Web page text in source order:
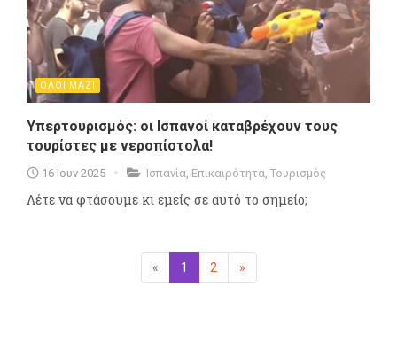
ΟΛΟΙ ΜΑΖΙ
Υπερτουρισμός: οι Ισπανοί καταβρέχουν τους
τουρίστες με νεροπίστολα!
16 Ιουν 2025 Ισπανία Επικαιρότητα Τουρισμός
Λέτε να φτάσουμε κι εμείς σε αυτό το σημείο;
« Προηγούμενη
1 (επιλεγμένη)
2 »